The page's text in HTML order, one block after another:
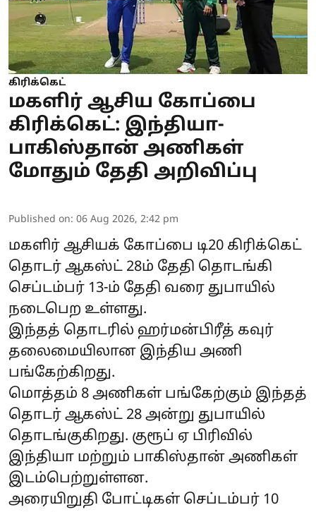
கிரிக்கெட்
மகளிர் ஆசிய கோப்பை
கிரிக்கெட்: இந்தியா-
பாகிஸ்தான் அணிகள்
மோதும் தேதி அறிவிப்பு
Published on: 06 Aug 2026, 2:42 pm
மகளிர் ஆசியக் கோப்பை டி20 கிரிக்கெட்
தொடர் ஆகஸ்ட் 28ம் தேதி தொடங்கி
செப்டம்பர் 13-ம் தேதி வரை துபாயில்
நடைபெற உள்ளது.
இந்தத் தொடரில் ஹர்மன்பிரீத் கவுர்
தலைமையிலான இந்திய அணி
பங்கேற்கிறது.
மொத்தம் 8 அணிகள் பங்கேற்கும் இந்தத்
தொடர் ஆகஸ்ட் 28 அன்று துபாயில்
தொடங்குகிறது. குரூப் ஏ பிரிவில்
இந்தியா மற்றும் பாகிஸ்தான் அணிகள்
இடம்பெற்றுள்ளன.
அரையிறுதி போட்டிகள் செப்டம்பர் 10